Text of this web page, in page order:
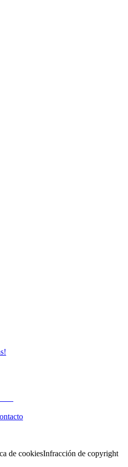
de cookiesInfracción de copyright